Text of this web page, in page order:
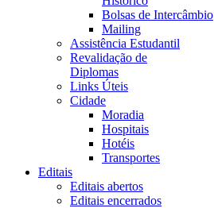
Bolsas de Intercâmbio
Mailing
Assistência Estudantil
Revalidação de
Diplomas
Links Úteis
Cidade
Moradia
Hospitais
Hotéis
Transportes
Editais
Editais abertos
Editais encerrados